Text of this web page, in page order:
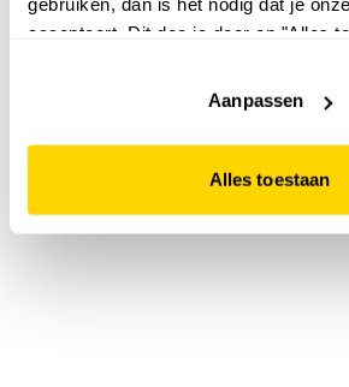
accepteert. Dit doe je door op "Alles
website niet optimaal functioneert.
Aanpassen
Alles toestaan